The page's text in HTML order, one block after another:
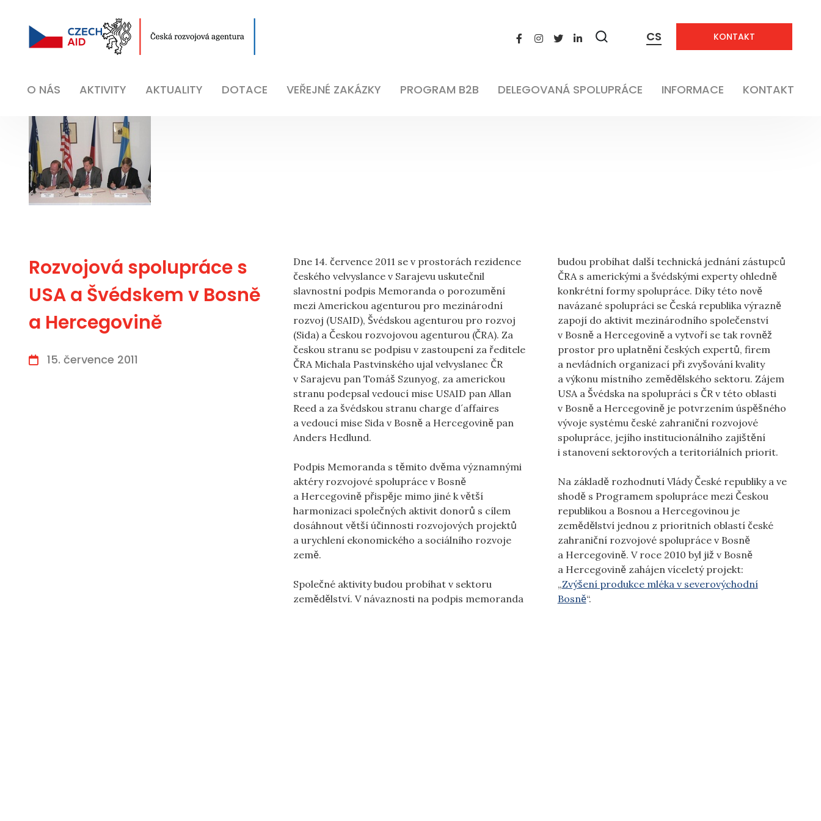
Zobrazit
CS KONTAKT
O NÁS AKTIVITY AKTUALITY DOTACE VEŘEJNÉ ZAKÁZKY PROGRAM B2B DELEGOVANÁ SPOLUPRÁCE INFORMACE KONTAKT
Rozvojová spolupráce s
USA a Švédskem v Bosně
a Hercegovině
15. července 2011
Dne 14. července 2011 se v prostorách rezidence
českého velvyslance v Sarajevu uskutečnil
slavnostní podpis Memoranda o porozumění
mezi Americkou agenturou pro mezinárodní
rozvoj (USAID), Švédskou agenturou pro rozvoj
(Sida) a Českou rozvojovou agenturou (ČRA). Za
českou stranu se podpisu v zastoupení za ředitele
ČRA Michala Pastvinského ujal velvyslanec ČR
v Sarajevu pan Tomáš Szunyog, za americkou
stranu podepsal vedoucí mise USAID pan Allan
Reed a za švédskou stranu charge d´affaires
a vedoucí mise Sida v Bosně a Hercegovině pan
Anders Hedlund.
Podpis Memoranda s těmito dvěma významnými
aktéry rozvojové spolupráce v Bosně
a Hercegovině přispěje mimo jiné k větší
harmonizaci společných aktivit donorů s cílem
dosáhnout větší účinnosti rozvojových projektů
a urychlení ekonomického a sociálního rozvoje
země.
Společné aktivity budou probíhat v sektoru
zemědělství. V návaznosti na podpis memoranda
budou probíhat další technická jednání zástupců
ČRA s americkými a švédskými experty ohledně
konkrétní formy spolupráce. Díky této nově
navázané spolupráci se Česká republika výrazně
zapojí do aktivit mezinárodního společenství
v Bosně a Hercegovině a vytvoří se tak rovněž
prostor pro uplatnění českých expertů, firem
a nevládních organizací při zvyšování kvality
a výkonu místního zemědělského sektoru. Zájem
USA a Švédska na spolupráci s ČR v této oblasti
v Bosně a Hercegovině je potvrzením úspěšného
vývoje systému české zahraniční rozvojové
spolupráce, jejího institucionálního zajištění
i stanovení sektorových a teritoriálních priorit.
Na základě rozhodnutí Vlády České republiky a ve
shodě s Programem spolupráce mezi Českou
republikou a Bosnou a Hercegovinou je
zemědělství jednou z prioritních oblastí české
zahraniční rozvojové spolupráce v Bosně
a Hercegovině. V roce 2010 byl již v Bosně
a Hercegovině zahájen víceletý projekt:
„Zvýšení produkce mléka v severovýchodní
Bosně“.